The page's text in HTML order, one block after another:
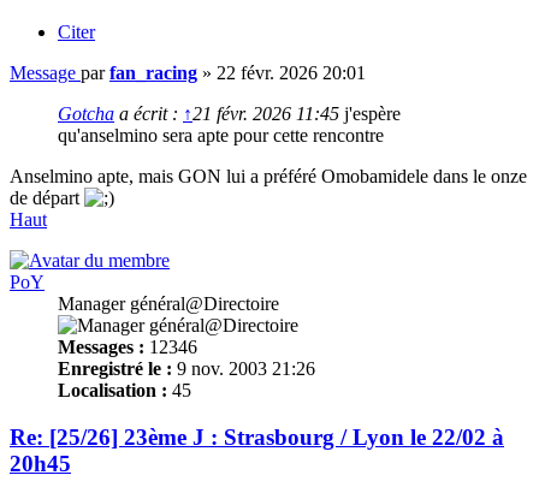
Citer
Message parfan_racing » 22 févr. 2026 20:01
Gotcha a écrit : ↑21 févr. 2026 11:45 j'espère
qu'anselmino sera apte pour cette rencontre
Anselmino apte, mais GON lui a préféré Omobamidele dans le onze
de départ
Haut
PoY
Manager général@Directoire
Messages : 12346
Enregistré le : 9 nov. 2003 21:26
Localisation : 45
Re: [25/26] 23ème J : Strasbourg / Lyon le 22/02 à
20h45